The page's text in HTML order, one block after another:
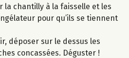
la chantilly à la faisselle et les
pour qu’ils se tiennent
déposer sur le dessus les
concassées. Déguster !